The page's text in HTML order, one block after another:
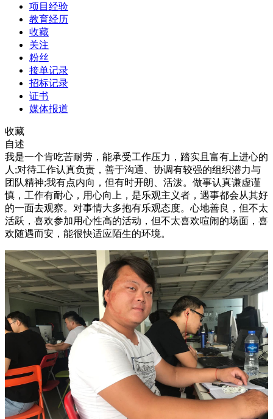
项目经验
教育经历
收藏
关注
粉丝
接单记录
招标记录
证书
媒体报道
收藏
自述
我是一个肯吃苦耐劳，能承受工作压力，踏实且富有上进心的
人;对待工作认真负责，善于沟通、协调有较强的组织潜力与
团队精神;我有点内向，但有时开朗、活泼。做事认真谦虚谨
慎，工作有耐心，用心向上，是乐观主义者，遇事都会从其好
的一面去观察。对事情大多抱有乐观态度。心地善良，但不太
活跃，喜欢参加用心性高的活动，但不太喜欢喧闹的场面，喜
欢随遇而安，能很快适应陌生的环境。